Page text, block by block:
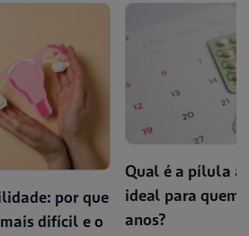
por que
difícil e o
Qual é a pílula
ideal para quem
anos?